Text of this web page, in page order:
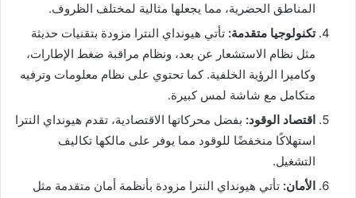
المناطق الحضرية، مما يجعلها مثالية لمختلف الظروف.
تكنولوجيا متقدمة: تأتي هيونداي النترا مزودة بتقنيات حديثة
مثل نظام الاستشعار عن بعد، ونظام مراقبة ضغط الإطارات،
وكاميرا الرؤية الخلفية. كما تحتوي على نظام معلومات وترفيه
متكامل مع شاشة لمس كبيرة.
اقتصاد الوقود: بفضل محركاتها الاقتصادية، تقدم هيونداي النترا
استهلاكًا منخفضًا للوقود مما يوفر على مالكها تكاليف
التشغيل.
الأمان: تأتي هيونداي النترا مزودة بأنظمة أمان متقدمة مثل